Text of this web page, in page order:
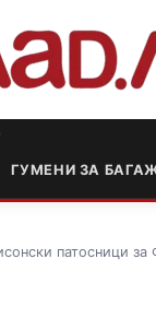
ГУМЕНИ ЗА
патосници